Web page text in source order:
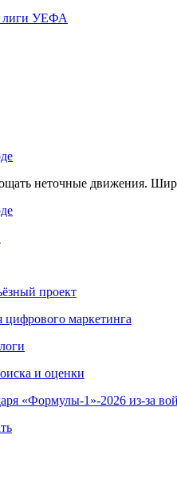
лиги УЕФА
неточные движения.
проект
цифрового маркетинга
и оценки
«Формулы-1»-2026 из-за